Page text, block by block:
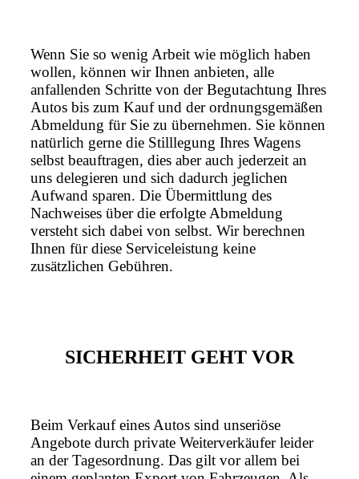
Wenn Sie so wenig Arbeit wie möglich haben
wollen, können wir Ihnen anbieten, alle
anfallenden Schritte von der Begutachtung Ihres
Autos bis zum Kauf und der ordnungsgemäßen
Abmeldung für Sie zu übernehmen. Sie können
natürlich gerne die Stilllegung Ihres Wagens
selbst beauftragen, dies aber auch jederzeit an
uns delegieren und sich dadurch jeglichen
Aufwand sparen. Die Übermittlung des
Nachweises über die erfolgte Abmeldung
versteht sich dabei von selbst. Wir berechnen
Ihnen für diese Serviceleistung keine
zusätzlichen Gebühren.
SICHERHEIT GEHT VOR
Beim Verkauf eines Autos sind unseriöse
Angebote durch private Weiterverkäufer leider
an der Tagesordnung. Das gilt vor allem bei